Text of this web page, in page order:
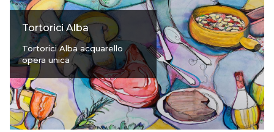
Tortorici Alba
Tortorici Alba acquarello
opera unica